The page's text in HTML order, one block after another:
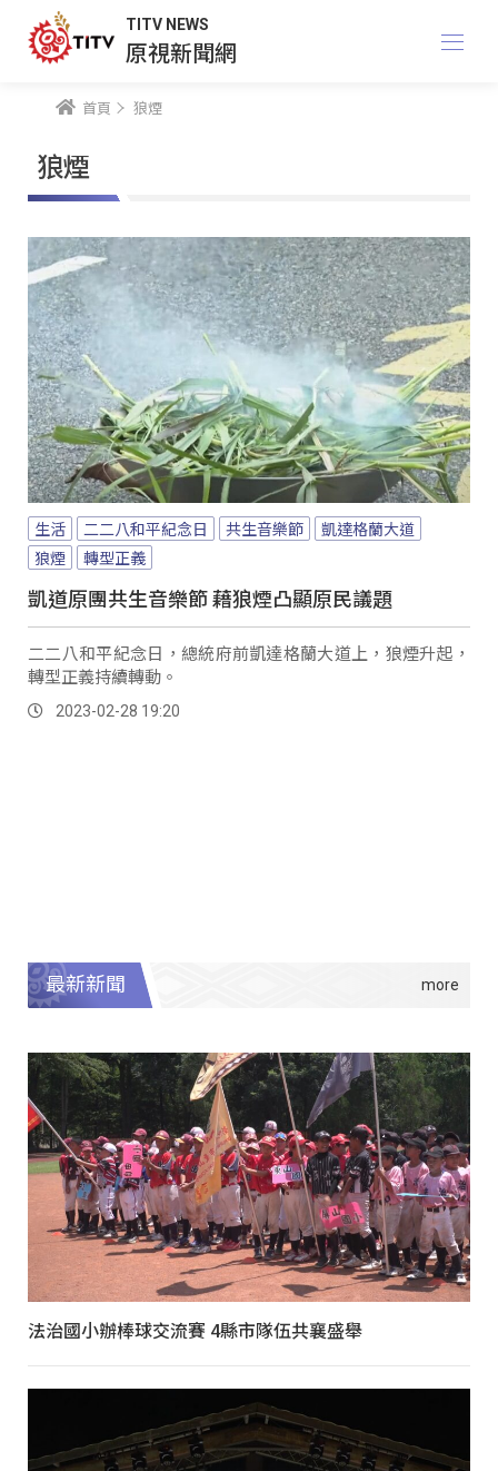
TITV NEWS
原視新聞網
首頁 狼煙
狼煙
生活 二二八和平紀念日 共生音樂節
凱達格蘭大道
狼煙
轉型正義
凱道原團共生音樂節 藉狼煙凸顯原民議題
二二八和平紀念日，總統府前凱達格蘭大道上，狼煙升起，
轉型正義持續轉動。
2023-02-28 19:20
最新新聞
法治國小辦棒球交流賽 4縣市隊伍共襄盛舉